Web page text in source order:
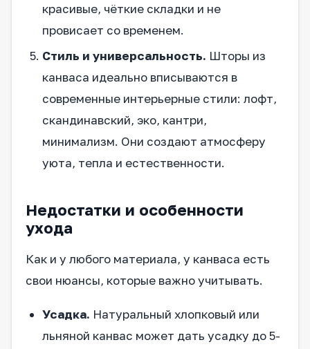
красивые, чёткие складки и не
провисает со временем.
Стиль и универсальность. Шторы из
канваса идеально вписываются в
современные интерьерные стили: лофт,
скандинавский, эко, кантри,
минимализм. Они создают атмосферу
уюта, тепла и естественности.
Недостатки и особенности
ухода
Как и у любого материала, у канваса есть
свои нюансы, которые важно учитывать.
Усадка. Натуральный хлопковый или
льняной канвас может дать усадку до 5-